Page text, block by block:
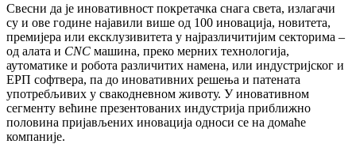
Свесни да је иновативност покретачка снага света, излагачи
су и ове године најавили више од 100 иновација, новитета,
премијера или ексклузивитета у најразличитијим секторима –
од алата и CNC машина, преко мерних технологија,
аутоматике и робота различитих намена, или индустријског и
ЕРП софтвера, па до иновативних решења и патената
употребљивих у свакодневном животу. У иновативном
сегменту већине презентованих индустрија приближно
половина пријављених иновација односи се на домаће
компаније.